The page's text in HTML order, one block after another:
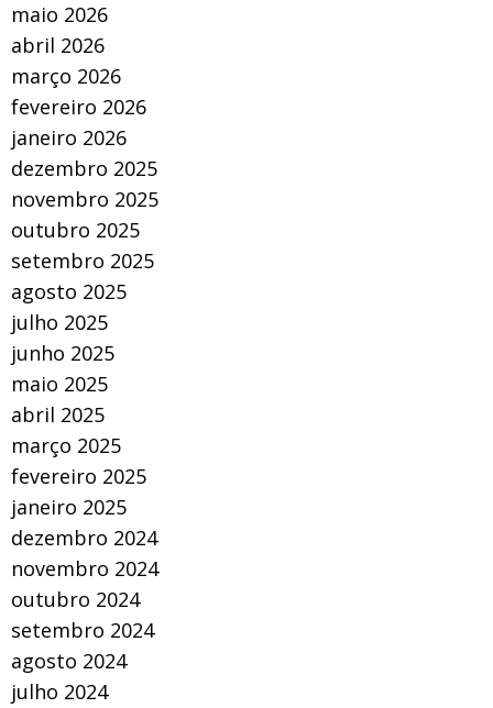
maio 2026
abril 2026
março 2026
fevereiro 2026
janeiro 2026
dezembro 2025
novembro 2025
outubro 2025
setembro 2025
agosto 2025
julho 2025
junho 2025
maio 2025
abril 2025
março 2025
fevereiro 2025
janeiro 2025
dezembro 2024
novembro 2024
outubro 2024
setembro 2024
agosto 2024
julho 2024